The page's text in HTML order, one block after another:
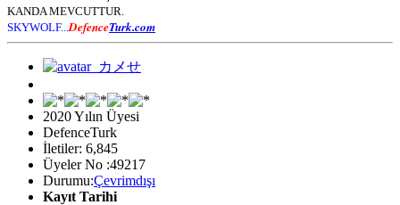
KANDA MEVCUTTUR.
SKYWOLF... DefenceTurk.com
2020 Yılın Üyesi
DefenceTurk
İletiler: 6,845
Üyeler No :49217
Durumu:Çevrimdışı
Kayıt Tarihi